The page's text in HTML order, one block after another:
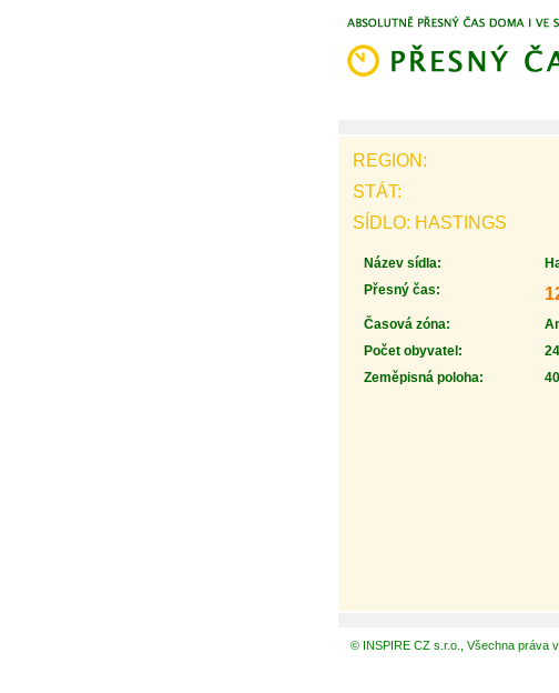
REGION:
STÁT:
SÍDLO: HASTINGS
Název sídla:
Přesný čas:
Časová zóna:
Počet obyvatel:
Zeměpisná poloha:
© INSPIRE CZ s.r.o., Všechna práva